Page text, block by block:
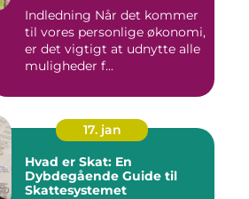
Indledning Når det kommer
til vores personlige økonomi,
er det vigtigt at udnytte alle
muligheder f...
17. jan
Hvad er Skat: En
Dybdegående Guide til
Skattesystemet